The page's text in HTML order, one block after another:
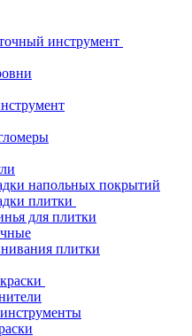
инструмент
напольных покрытий
плитки
для плитки
плитки